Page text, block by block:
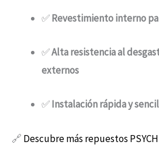
✅Revestimiento interno
✅Alta resistencia al
externos
✅Instalación rápida y
🔗 Descubre más repuestos